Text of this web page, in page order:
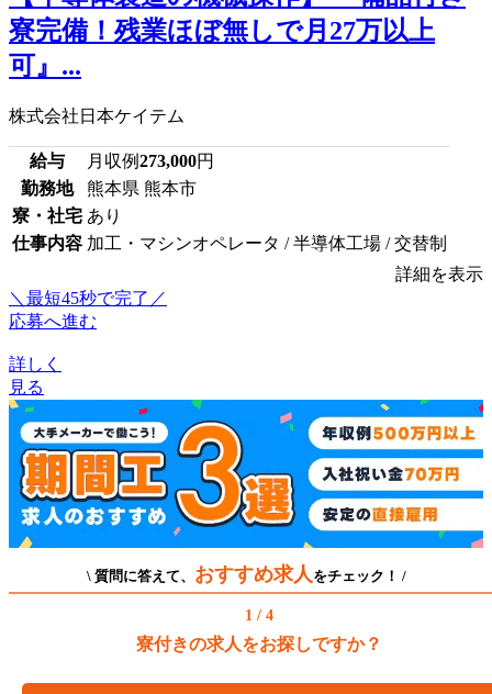
寮完備！残業ほぼ無しで月27万以上
可』...
株式会社日本ケイテム
給与 月収例273,000円
勤務地
熊本県 熊本市
寮・社宅 あり
仕事内容 加工・マシンオペレータ / 半導体工場 / 交替制
詳細を表示
＼最短45秒で完了／
応募へ進む
詳しく
見る
\ 質問に答えて、 おすすめ求人 をチェック！ /
1 / 4
寮付きの求人をお探しですか？